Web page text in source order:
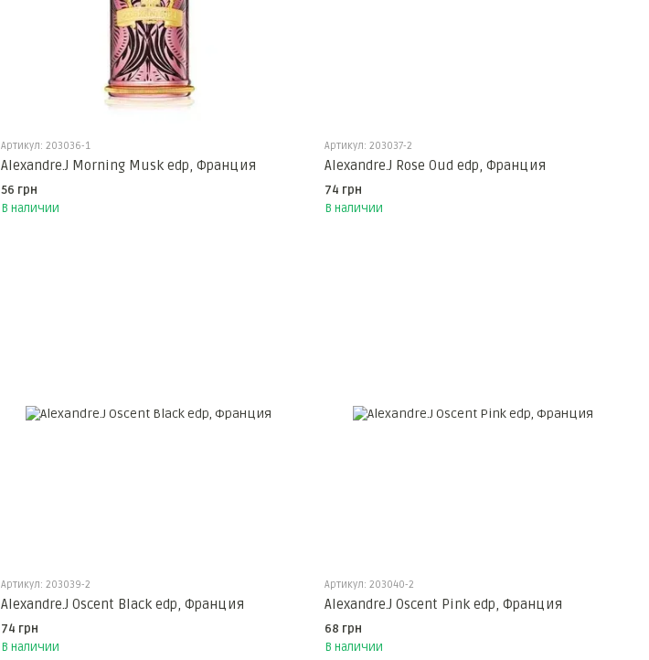
Артикул: 203036-1
Alexandre.J Morning Musk edp, Франция
56 грн
В наличии
Артикул: 203037-2
Alexandre.J Rose Oud edp, Франция
74 грн
В наличии
Артикул: 203039-2
Alexandre.J Oscent Black edp, Франция
74 грн
В наличии
Артикул: 203040-2
Alexandre.J Oscent Pink edp, Франция
68 грн
В наличии